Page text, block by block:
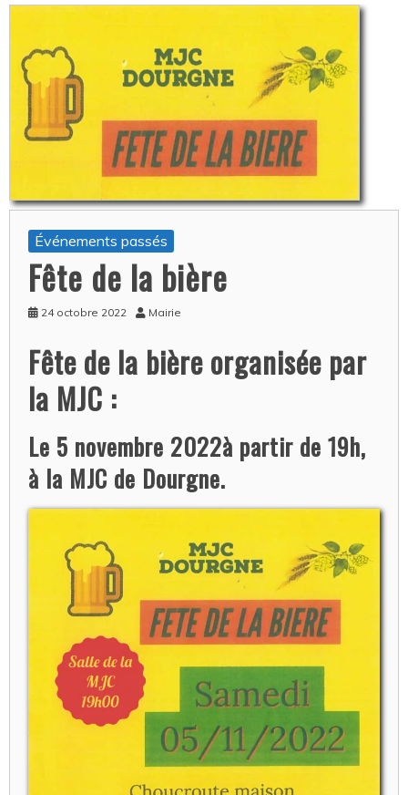
Événements passés
Fête de la bière
24 octobre 2022 Mairie
Fête de la bière organisée par
la MJC :
Le 5 novembre 2022à partir de 19h,
à la MJC de Dourgne.